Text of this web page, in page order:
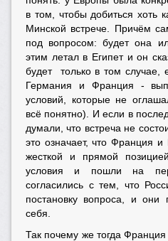
в том, чтобы добиться хоть
Минской встрече. Причём
под вопросом: будет она
этим летал в Египет и он
будет только в том случае,
Германия и Франция -
условий, которые не
всё понятно). И если в
думали, что встреча не
это означает, что Франция
жесткой и прямой
условия и пошли на
согласились с тем, что
постановку вопроса, и они
себя.
Так почему же тогда